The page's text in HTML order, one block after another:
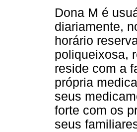
Dona M é
diariamente,
horário
poliqueixosa,
reside com a
própria
seus
forte com os
seus